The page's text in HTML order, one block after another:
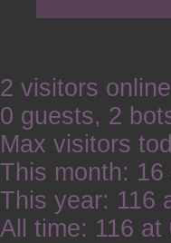
2 visitors
0 guests, 2
Max visitors
This month:
This year: 116
All time: 116